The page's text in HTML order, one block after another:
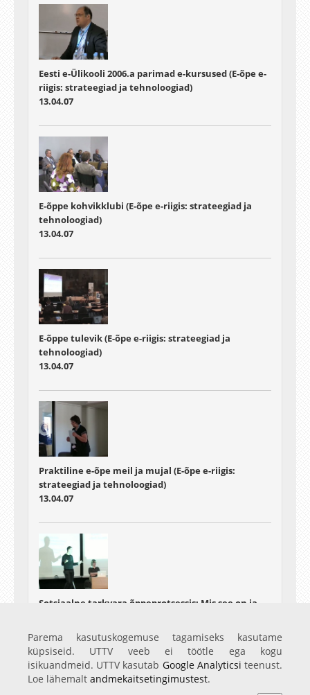
Eesti e-Ülikooli 2006.a parimad e-kursused (E-õpe e-
riigis: strateegiad ja tehnoloogiad)
13.04.07
E-õppe kohvikklubi (E-õpe e-riigis: strateegiad ja
tehnoloogiad)
13.04.07
E-õppe tulevik (E-õpe e-riigis: strateegiad ja
tehnoloogiad)
13.04.07
Praktiline e-õpe meil ja mujal (E-õpe e-riigis:
strateegiad ja tehnoloogiad)
13.04.07
Sotsiaalne tarkvara õppeprotsessis: Mis see on ja
tehnoloogiad)
13.04.07
Parema kasutuskogemuse tagamiseks kasutame
küpsiseid. UTTV veeb ei töötle ega kogu
isikuandmeid. UTTV kasutab Google Analyticsi teenust.
Loe lähemalt andmekaitsetingimustest.